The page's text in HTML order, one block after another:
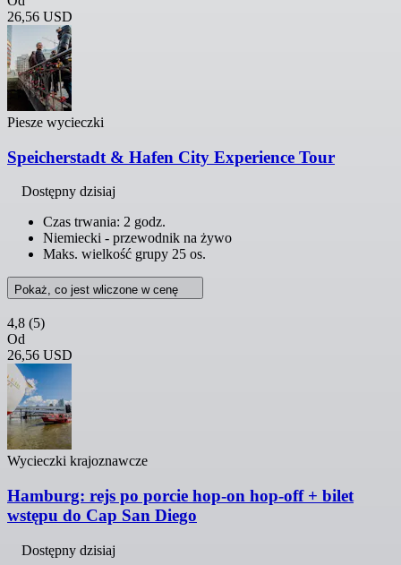
26,56 USD
Piesze wycieczki
Speicherstadt & Hafen City Experience Tour
Dostępny dzisiaj
Czas trwania: 2 godz.
Niemiecki - przewodnik na żywo
Maks. wielkość grupy 25 os.
Pokaż, co jest wliczone w cenę
4,8 (5)
Od
26,56 USD
Wycieczki krajoznawcze
Hamburg: rejs po porcie hop-on hop-off + bilet
wstępu do Cap San Diego
Dostępny dzisiaj